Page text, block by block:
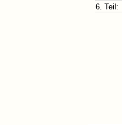
6. Teil: